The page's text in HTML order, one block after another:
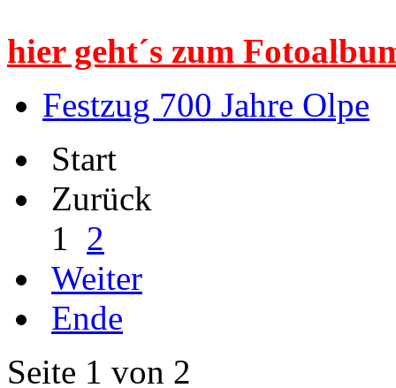
hier geht´s zum
Festzug 700 Jahre Olpe
Start
Zurück
1
2
Weiter
Ende
Seite 1 von 2